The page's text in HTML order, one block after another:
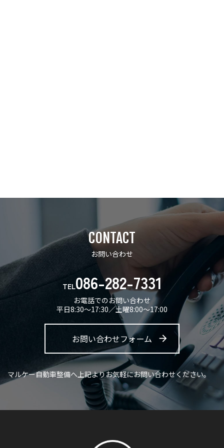
CONTACT
お問い合わせ
TEL086-282-7331
お電話でのお問い合わせ
平日8:30〜17:30／土曜8:00〜17:00
お問い合わせフォーム
マルケー自動車整備へ上記よりお気軽にお問い合わせください。